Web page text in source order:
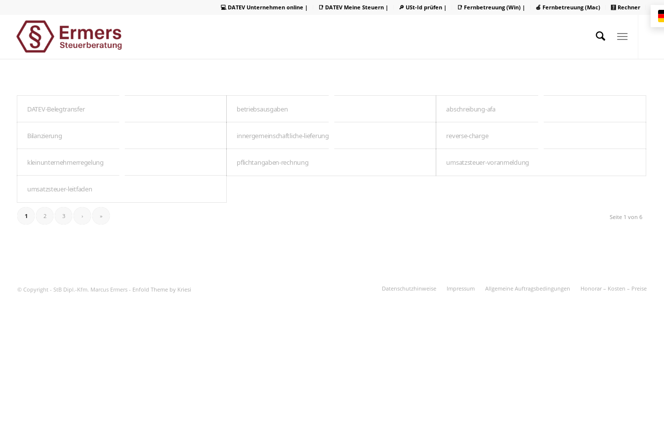
💻 DATEV Unternehmen online | 📑 DATEV Meine Steuern | 🔎 USt-Id prüfen | 📑 Fernbetreuung (Win) | 🍏 Fernbetreuung (Mac) 🧮 Rechner
DATEV-Belegtransfer betriebsausgaben abschreibung-afa
Bilanzierung innergemeinschaftliche-lieferung reverse-charge
kleinunternehmerregelung pflichtangaben-rechnung umsatzsteuer-voranmeldung
umsatzsteuer-leitfaden
Seite 1 von 6
1 2 3 › »
© Copyright - StB Dipl.-Kfm. Marcus Ermers - Enfold Theme by Kriesi Datenschutzhinweise Impressum Allgemeine Auftragsbedingungen Honorar – Kosten – Preise